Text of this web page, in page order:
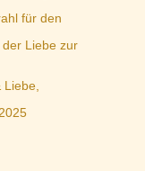
für den
Liebe zur